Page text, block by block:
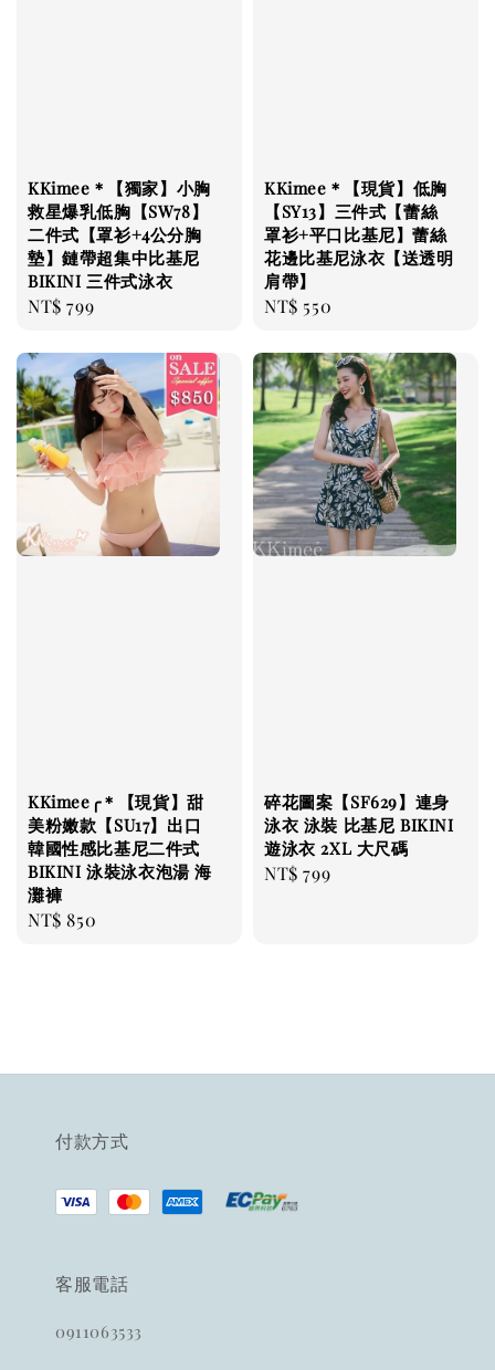
KKimee＊【獨家】小胸
救星爆乳低胸【SW78】
二件式【罩衫+4公分胸
墊】鏈帶超集中比基尼
BIKINI 三件式泳衣
Regular
NT$ 799
KKimee＊【現貨】低胸
【SY13】三件式【蕾絲
罩衫+平口比基尼】蕾絲
花邊比基尼泳衣【送透明
肩帶】
Regular
NT$ 550
KKimee╭＊【現貨】甜
美粉嫩款【SU17】出口
韓國性感比基尼二件式
BIKINI 泳裝泳衣泡湯 海
灘褲
Regular
NT$ 850
碎花圖案【SF629】連身
泳衣 泳裝 比基尼 BIKINI
遊泳衣 2XL 大尺碼
Regular
NT$ 799
付款方式
客服電話
0911063533